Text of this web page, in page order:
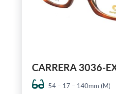
CARRERA 3036-
54 – 17 – 140mm (M)